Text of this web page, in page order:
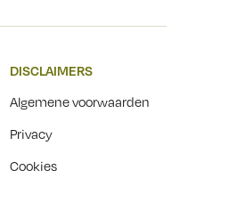
DISCLAIMERS
Algemene voorwaarden
Privacy
Cookies